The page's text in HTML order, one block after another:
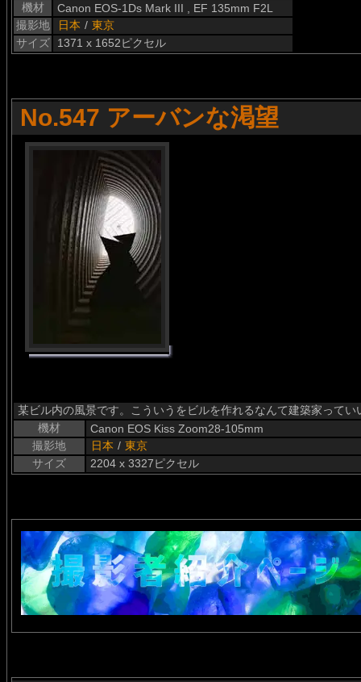
機材
Canon EOS-1Ds Mark III , EF 135mm F2L
撮影地
日本 / 東京
サイズ
1371 x 1652ピクセル
No.547 アーバンな渇望
某ビル内の風景です。こういうをビルを作れるなんて建築家ってい
機材
Canon EOS Kiss Zoom28-105mm
撮影地
日本 / 東京
サイズ
2204 x 3327ピクセル